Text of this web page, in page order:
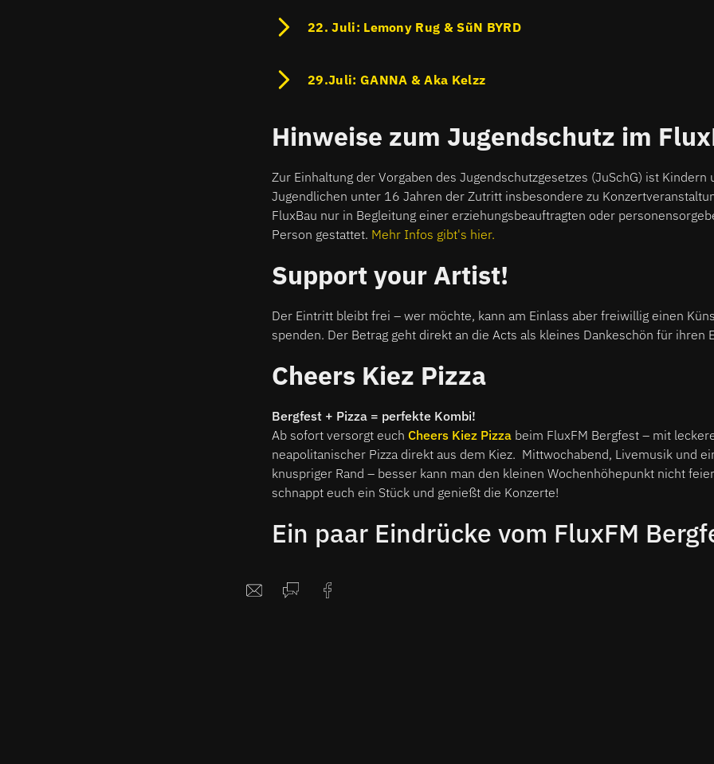
22. Juli: Lemony Rug & SũN BYRD
29.Juli: GANNA & Aka Kelzz
Hinweise zum Jugendschutz im
Zur Einhaltung der Vorgaben des Jugendschutzgesetzes (JuSchG) ist Kindern
Jugendlichen unter 16 Jahren der Zutritt insbesondere zu
FluxBau nur in Begleitung einer erziehungsbeauftragten oder
Person gestattet. Mehr Infos gibt's hier.
Support your Artist!
Der Eintritt bleibt frei – wer möchte, kann am Einlass aber freiwillig einen
spenden. Der Betrag geht direkt an die Acts als kleines Dankeschön für ihren
Cheers Kiez Pizza
Bergfest + Pizza = perfekte Kombi!
Ab sofort versorgt euch Cheers Kiez Pizza beim FluxFM Bergfest – mit
neapolitanischer Pizza direkt aus dem Kiez. Mittwochabend, Livemusik und
knuspriger Rand – besser kann man den kleinen Wochenhöhepunkt nicht
schnappt euch ein Stück und genießt die Konzerte!
Ein paar Eindrücke vom FluxFM